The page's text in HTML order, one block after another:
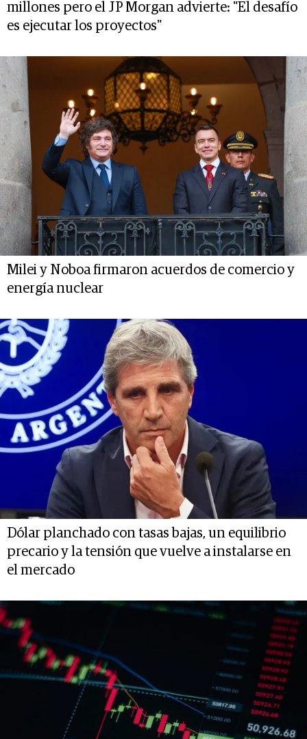
millones pero el JP Morgan advierte: "El desafío
es ejecutar los proyectos"
Milei y Noboa firmaron acuerdos de comercio y
energía nuclear
Dólar planchado con tasas bajas, un equilibrio
precario y la tensión que vuelve a instalarse en
el mercado